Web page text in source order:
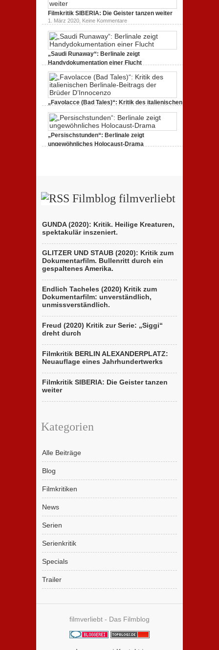
BERLIN
ALEXANDERPLATZ:
Neuauflage
eines
Jahrhundertwerks
Filmkritik SIBERIA: Die Geister tanzen weiter
1. März 2020, Keine Kommentarezu
Filmkritik
SIBERIA:
Die
Geister
tanzen
weiter
„Saudi Runaway“: Berlinale zeigt
Handydokumentation einer Flucht
„Saudi
Runaway“:
Berlinale
Handydokumentation
einer
„Favolacce (Bad Tales)“: Kritik des italienischen
Berlinale-Beitrags der Brüder D’Innocenzo
25. Februar 2020,Keine Kommentarezu
„Favolacce
(Bad
Tales)“:
Kritik
des
„Persischstunden“: Berlinale zeigt
ungewöhnliches Holocaust-Drama
Filmblog filmverliebt
GUNDA (2020): Kritik. Heilige Kreaturen,
spektakulär inszeniert.
GLITZER UND STAUB (2020): Kritik zum
Dokumentarfilm. Bullenritt durch ein
gespaltenes Amerika.
Endlich Tacheles (2020) Kritik zum
Dokumentarfilm: unverständlich,
unmissverständlich.
Freud (2020) Kritik zur Serie: „Siggi“
dreht durch
Filmkritik BERLIN ALEXANDERPLATZ:
Neuauflage eines Jahrhundertwerks
Filmkritik SIBERIA: Die Geister tanzen
weiter
Kategorien
Alle Beiträge
Blog
Filmkritiken
News
Serien
Serienkritik
Specials
Trailer
filmverliebt - Das Filmblog